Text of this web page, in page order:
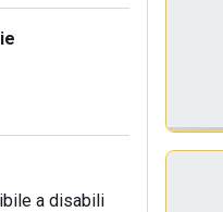
a disabili